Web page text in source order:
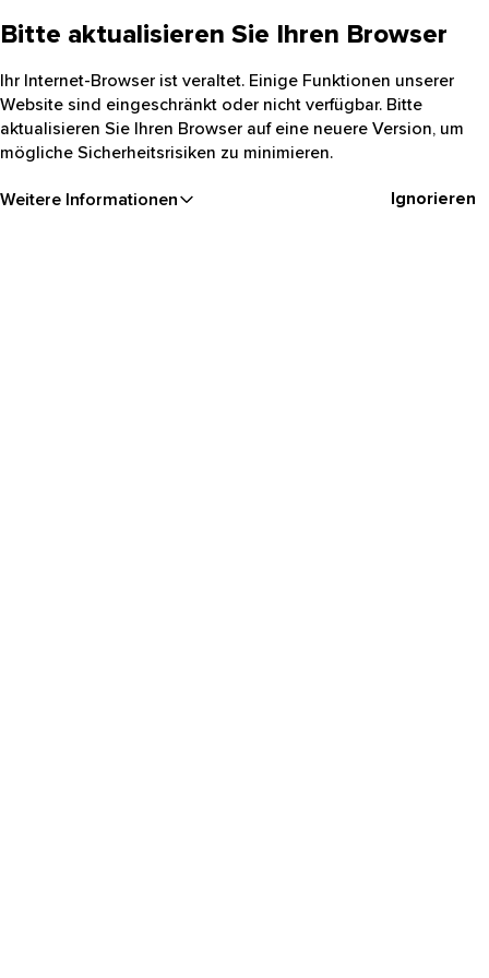
Bitte aktualisieren Sie Ihren Browser
Ihr Internet-Browser ist veraltet. Einige Funktionen unserer
Website sind eingeschränkt oder nicht verfügbar. Bitte
aktualisieren Sie Ihren Browser auf eine neuere Version, um
mögliche Sicherheitsrisiken zu minimieren.
Weitere Informationen Ignorieren